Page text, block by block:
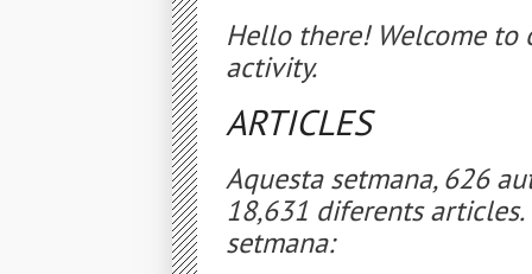
Hello there! Welcome
activity.
ARTICLES
Aquesta setmana, 626
18,631 diferents
setmana: